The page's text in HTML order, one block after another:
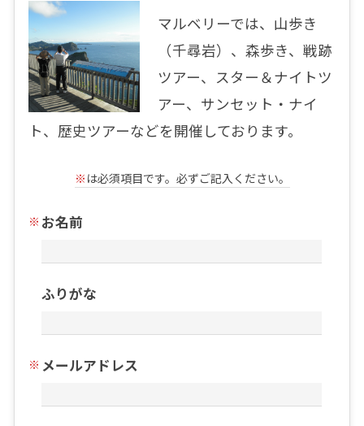
マルベリーでは、山歩き
（千尋岩）、森歩き、戦跡
ツアー、スター＆ナイトツ
アー、サンセット・ナイ
ト、歴史ツアーなどを開催しております。
※ は必須項目です。必ずご記入ください。
お名前
ふりがな
メールアドレス